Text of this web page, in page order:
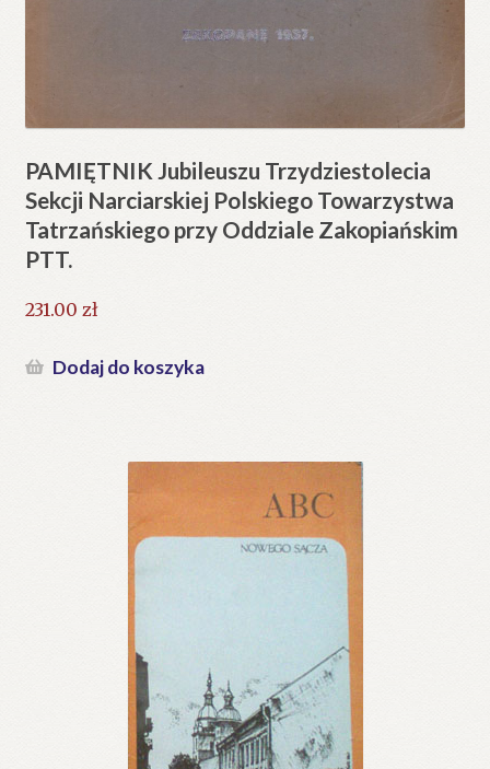
PAMIĘTNIK Jubileuszu Trzydziestolecia
Sekcji Narciarskiej Polskiego Towarzystwa
Tatrzańskiego przy Oddziale Zakopiańskim
PTT.
231.00 zł
Dodaj do koszyka